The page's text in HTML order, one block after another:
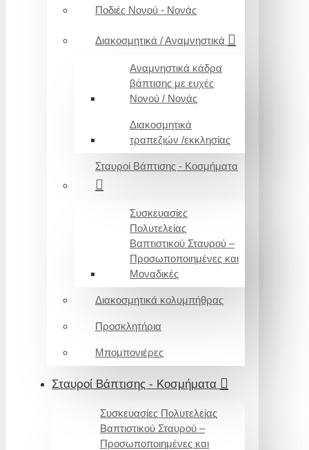
Ποδιές Νονού - Νονάς
Διακοσμητικά / Αναμνηστικά
Αναμνηστικά κάδρα
βάπτισης με ευχές
Νονού / Νονάς
Διακοσμητικά
τραπεζιών /εκκλησίας
Σταυροί Βάπτισης - Κοσμήματα
Συσκευασίες
Πολυτελείας
Βαπτιστικού Σταυρού –
Προσωποποιημένες και
Μοναδικές
Διακοσμητικά κολυμπήθρας
Προσκλητήρια
Μπομπονιέρες
Σταυροί Βάπτισης - Κοσμήματα
Συσκευασίες Πολυτελείας
Βαπτιστικού Σταυρού –
Προσωποποιημένες και